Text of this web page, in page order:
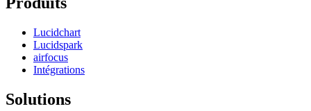
Lucidchart
Lucidspark
airfocus
Intégrations
Solutions